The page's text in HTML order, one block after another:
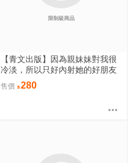
限制級商品
【青文出版】因為親妹妹對我很
冷淡，所以只好內射她的好朋友
(全) 無修正 作者:あきさかやもか
{宅即門}
售價 280